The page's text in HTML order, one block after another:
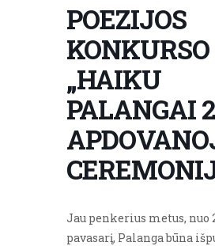
POEZIJOS
KONKURSO
„HAIKU
PALANGAI
Jau penkerius metus, nuo
pavasarį, Palanga būna